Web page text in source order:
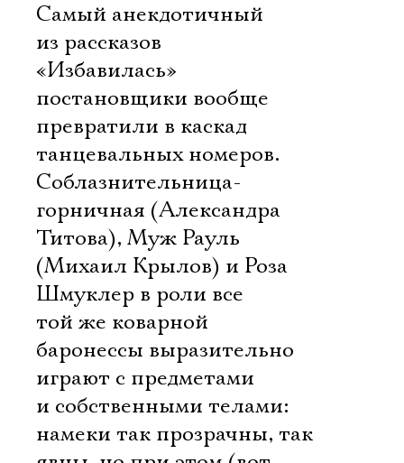
Самый анекдотичный
из рассказов 
«Избавилась» 
постановщики вообще
превратили в каскад
танцевальных номеров.
Соблазнительница-
горничная (Александра
Титова), Муж Рауль
(Михаил Крылов) и Роза
Шмуклер в роли все
той же коварной
баронессы выразительно
играют с предметами
и собственными телами:
намеки так прозрачны, так